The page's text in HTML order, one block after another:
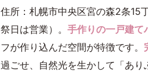
住所：札幌市中央区宮の森2条15
祭日は営業）。 手作りの一戸建て
フが作り込んだ空間が特徴です。
過ごせ、自然光を生かして「あ